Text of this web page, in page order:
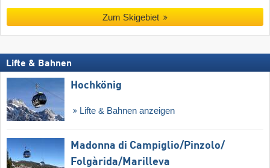
Zum Skigebiet
Lifte & Bahnen
Hochkönig
Lifte & Bahnen anzeigen
Madonna di Campiglio/​Pinzolo/​
Folgàrida/​Marilleva